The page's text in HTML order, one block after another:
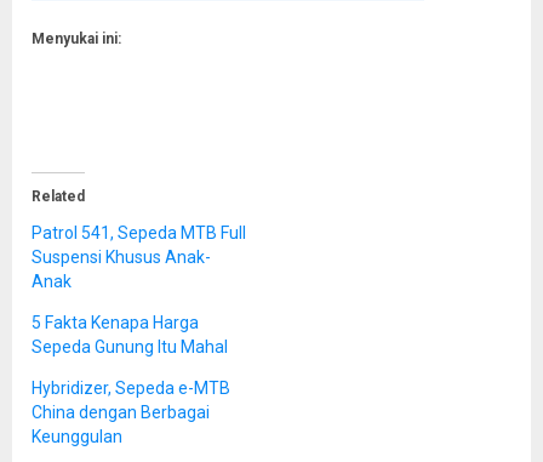
Menyukai ini:
Related
Patrol 541, Sepeda MTB Full
Suspensi Khusus Anak-
Anak
5 Fakta Kenapa Harga
Sepeda Gunung Itu Mahal
Hybridizer, Sepeda e-MTB
China dengan Berbagai
Keunggulan